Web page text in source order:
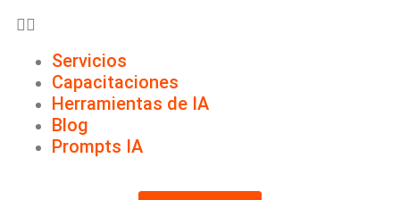
Servicios
Capacitaciones
Herramientas de IA
Blog
Prompts IA